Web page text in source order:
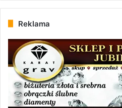
Reklama